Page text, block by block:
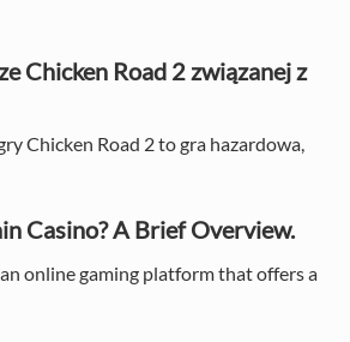
Chicken Road 2 związanej z
Chicken Road 2 to gra hazardowa,
Casino? A Brief Overview.
online gaming platform that offers a